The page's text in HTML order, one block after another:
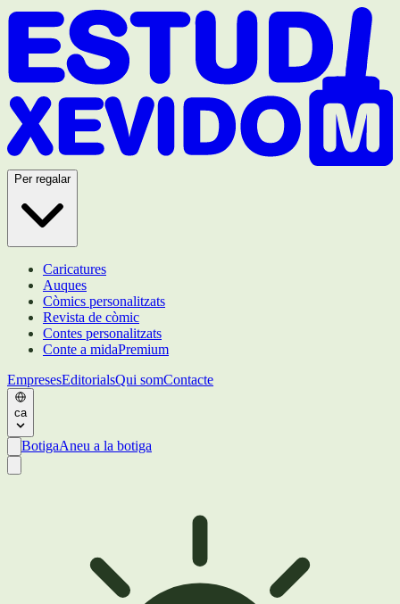
Per regalar
Caricatures
Auques
Còmics personalitzats
Revista de còmic
Contes personalitzats
Conte a midaPremium
EmpresesEditorialsQui somContacte
ca
BotigaAneu a la botiga